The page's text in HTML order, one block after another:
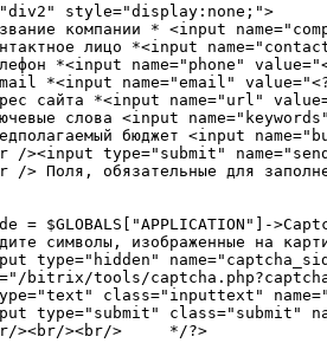
style="display:none;">
компании * <input
лицо *<input
*<input name="phone"
*<input name="email"
сайта *<input name="url"
слова <input
бюджет <input
/><input type="submit"
/> Поля, обязательные для
= $GLOBALS["APPLICATION"]-
символы, изображенные на
bitrix/tools/
class="inputtext"
class="submit"
><br/>     */?>